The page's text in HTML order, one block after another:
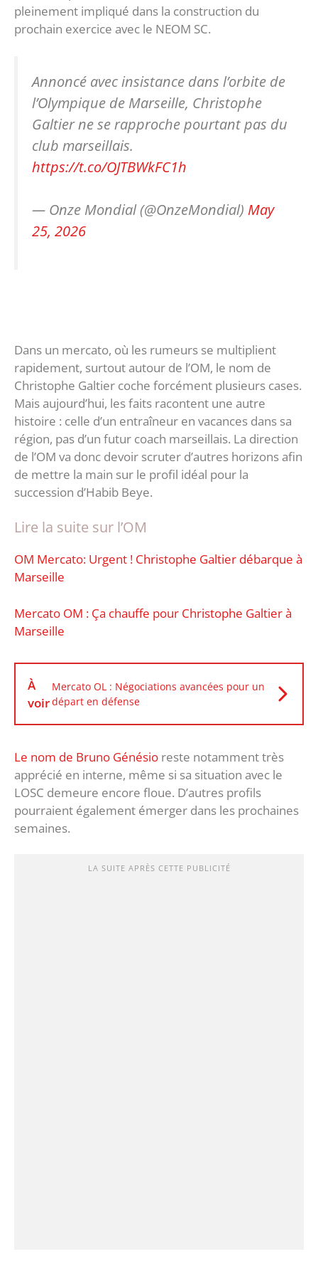
pleinement impliqué dans la construction du
prochain exercice avec le NEOM SC.
Annoncé avec insistance dans l’orbite de
l’Olympique de Marseille, Christophe
Galtier ne se rapproche pourtant pas du
club marseillais.
https://t.co/OJTBWkFC1h
— Onze Mondial (@OnzeMondial) May
25, 2026
Dans un mercato, où les rumeurs se multiplient
rapidement, surtout autour de l’OM, le nom de
Christophe Galtier coche forcément plusieurs cases.
Mais aujourd’hui, les faits racontent une autre
histoire : celle d’un entraîneur en vacances dans sa
région, pas d’un futur coach marseillais. La direction
de l’OM va donc devoir scruter d’autres horizons afin
de mettre la main sur le profil idéal pour la
succession d’Habib Beye.
Lire la suite sur l’OM
OM Mercato: Urgent ! Christophe Galtier débarque à
Marseille
‎Mercato OM : Ça chauffe pour Christophe Galtier à
Marseille
À
voir
Mercato OL : Négociations avancées pour un
départ en défense
Le nom de Bruno Génésio reste notamment très
apprécié en interne, même si sa situation avec le
LOSC demeure encore floue. D’autres profils
pourraient également émerger dans les prochaines
semaines.
LA SUITE APRÈS CETTE PUBLICITÉ